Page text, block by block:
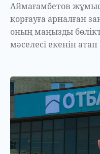
Аймағамбетов
қорғауға арналған
оның маңызды
мәселесі екенін атап